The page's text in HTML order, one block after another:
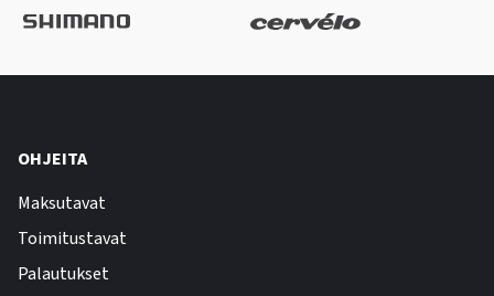
OHJEITA
Maksutavat
Toimitustavat
Palautukset